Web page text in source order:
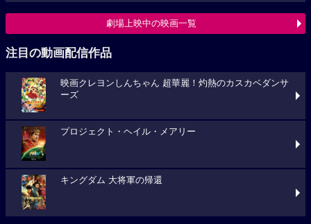
劇場上映中の映画一覧
注目の動画配信作品
映画クレヨンしんちゃん 超華麗！灼熱のカスカベダンサ
ーズ
プロジェクト・ヘイル・メアリー
キングダム 大将軍の帰還